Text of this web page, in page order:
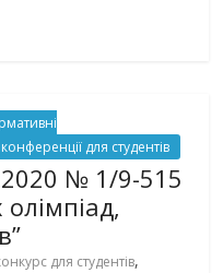
для студентів
№ 1/9-515
для студентів,